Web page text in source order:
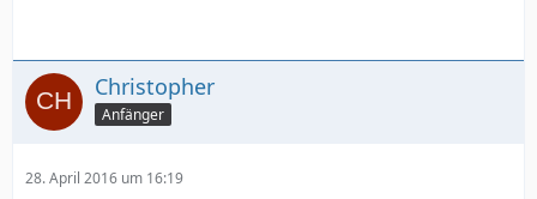
Christopher
Anfänger
28. April 2016 um 16:19